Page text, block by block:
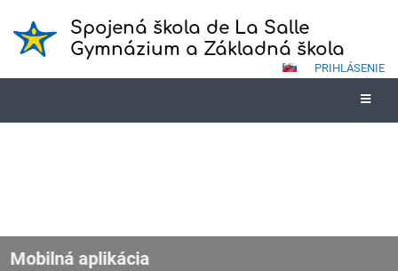
Spojená škola de La Salle
Gymnázium a Základná škola
PRIHLÁSENIE
Mobilná aplikácia